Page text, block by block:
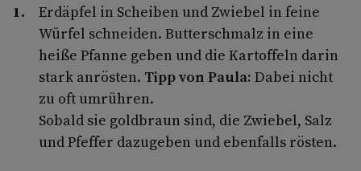
Erdäpfel in Scheiben und Zwiebel in feine
Würfel schneiden. Butterschmalz in eine
heiße Pfanne geben und die Kartoffeln darin
stark anrösten. Tipp von Paula: Dabei nicht
zu oft umrühren.
Sobald sie goldbraun sind, die Zwiebel, Salz
und Pfeffer dazugeben und ebenfalls rösten.